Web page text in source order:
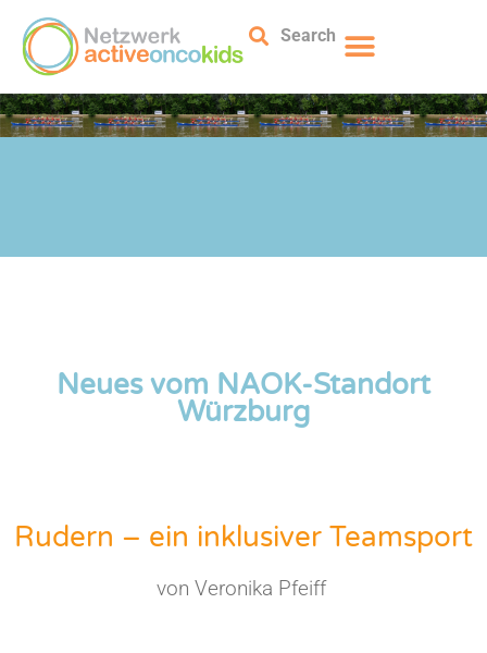
Search
Neues vom NAOK-Standort
Würzburg
Rudern – ein inklusiver Teamsport
von Veronika Pfeiff